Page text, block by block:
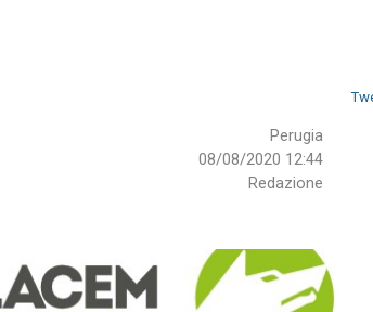
Perugia
08/08/2020 12:44
Redazione